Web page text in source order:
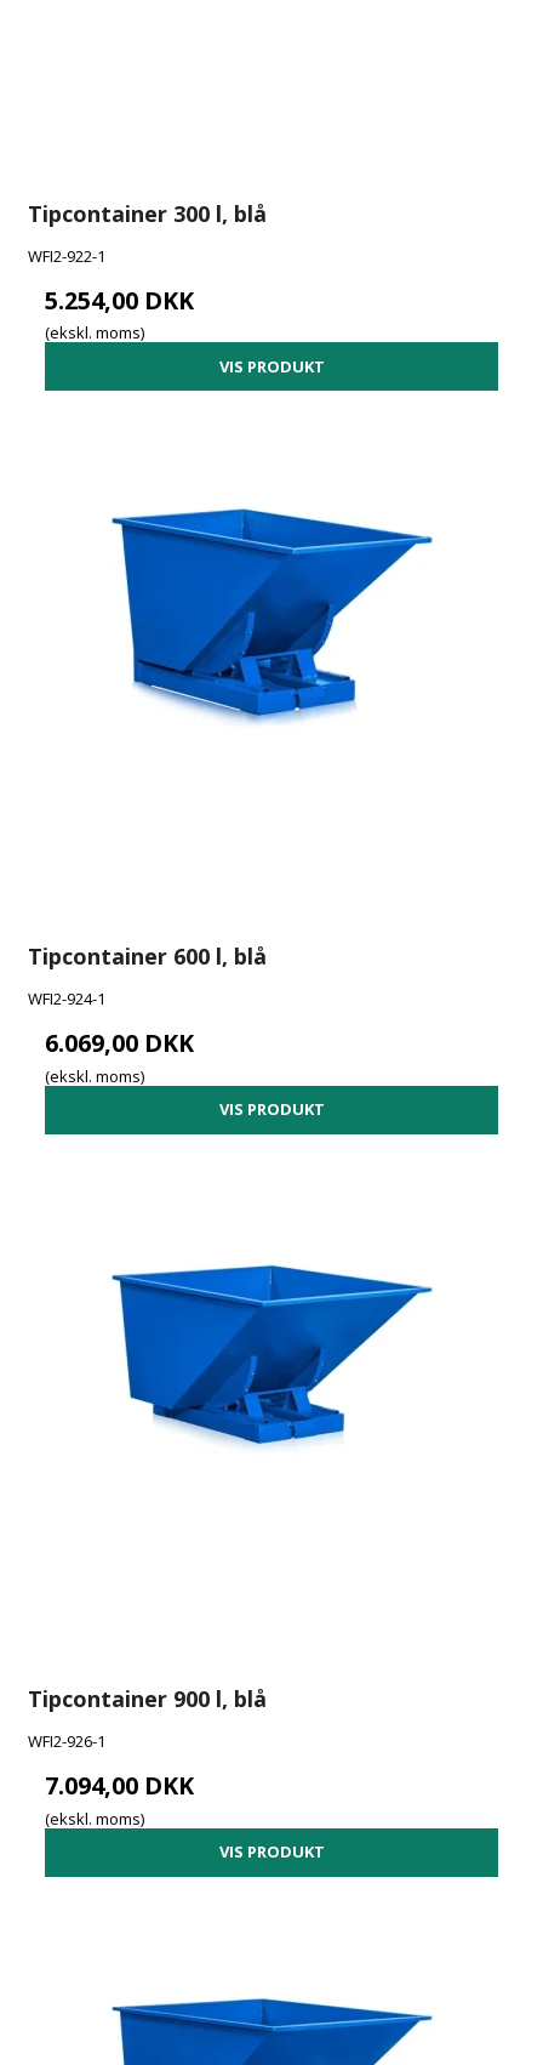
Tipcontainer 300 l, blå
WFI2-922-1
5.254,00 DKK
(ekskl. moms)
VIS PRODUKT
Tipcontainer 600 l, blå
WFI2-924-1
6.069,00 DKK
(ekskl. moms)
VIS PRODUKT
Tipcontainer 900 l, blå
WFI2-926-1
7.094,00 DKK
(ekskl. moms)
VIS PRODUKT